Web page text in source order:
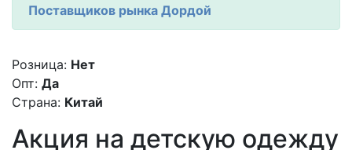
Поставщиков рынка Дордой
Розница: Нет
Опт: Да
Страна: Китай
Акция на детскую одежду